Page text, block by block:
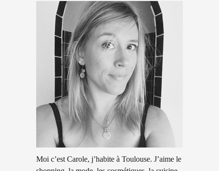
Moi c’est Carole, j’habite à Toulouse. J’aime le